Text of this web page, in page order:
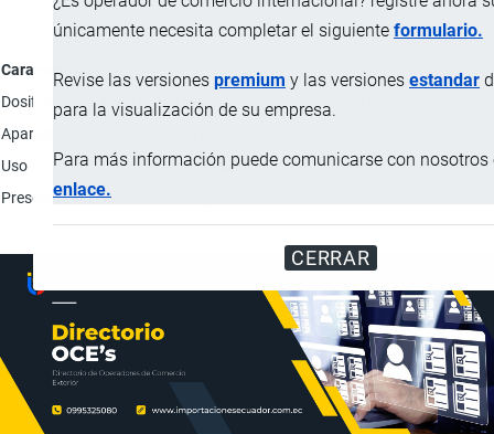
únicamente necesita completar el siguiente formulario.
Revise las versiones premium y las versiones estandar
para la visualización de su empresa.
Para más información puede comunicarse con nosotros
enlace.
CERRAR
Característica
Dosificación
Para todas las especies de acuicultura (peces y
Apariencia
Uso
Premezcla suministradora de vitaminas y minerales
Presentación
Bolsas de 25 kg.